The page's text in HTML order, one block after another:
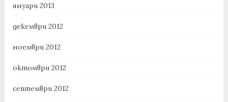
януари 2013
декември 2012
ноември 2012
октомври 2012
септември 2012